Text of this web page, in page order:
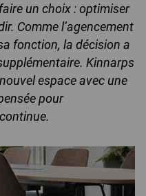
un choix : optimiser
Comme l’agencement
fonction, la décision a
Kinnarps
espace avec une
pour